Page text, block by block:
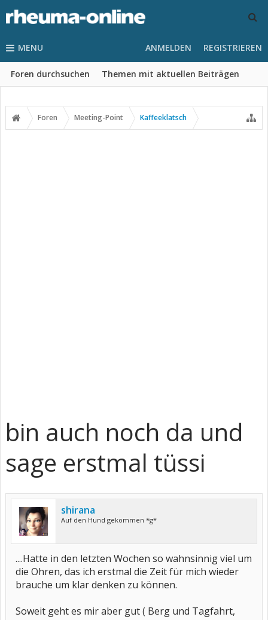
MENU
Foren durchsuchen Themen mit aktuellen Beiträgen
ANMELDEN REGISTRIEREN
Foren Meeting-Point Kaffeeklatsch
bin auch noch da und
sage erstmal tüssi
shirana
Auf den Hund gekommen *g*
....Hatte in den letzten Wochen so wahnsinnig viel um
die Ohren, das ich erstmal die Zeit für mich wieder
brauche um klar denken zu können.
Soweit geht es mir aber gut ( Berg und Tagfahrt,